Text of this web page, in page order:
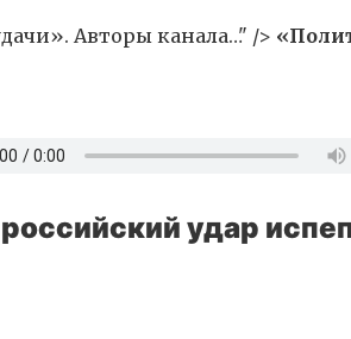
Авторы канала…" />
удар